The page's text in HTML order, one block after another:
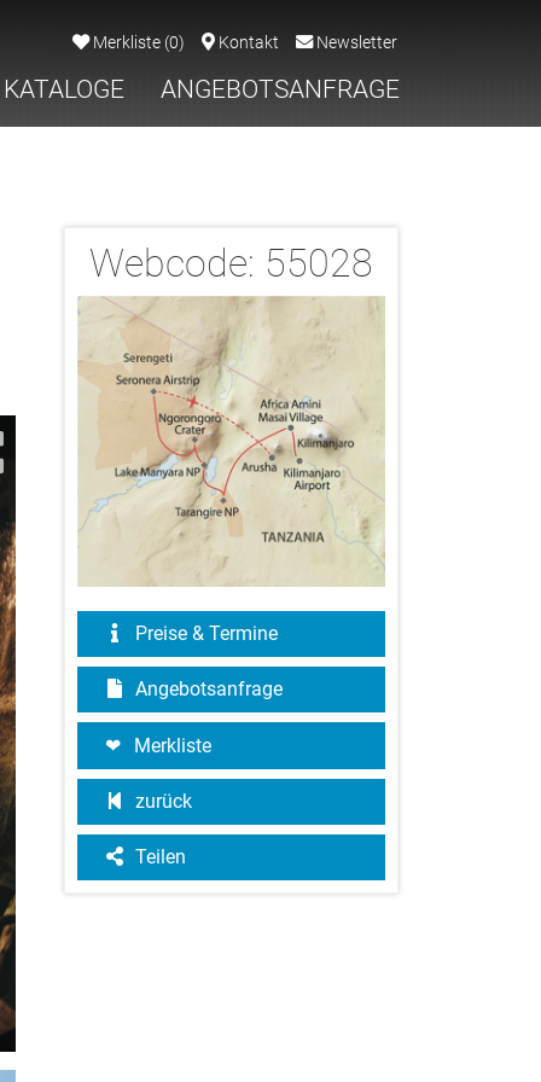
Merkliste (0) Kontakt Newsletter
KATALOGE ANGEBOTSANFRAGE
Webcode: 55028
Preise & Termine
Angebotsanfrage
Merkliste
zurück
Teilen